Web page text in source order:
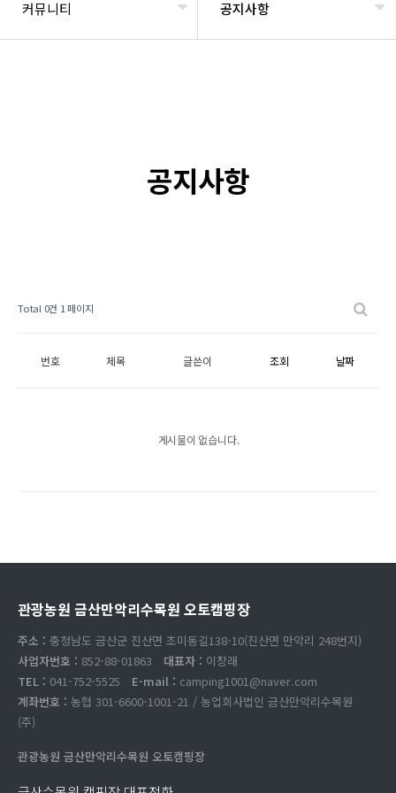
커뮤니티 공지사항
공지사항
Total 0건 1 페이지
번호 제목 글쓴이 조회 날짜
게시물이 없습니다.
관광농원 금산만악리수목원 오토캠핑장
주소 : 충청남도 금산군 진산면 초미동길138-10(진산면 만악리 248번지)
사업자번호 : 852-88-01863 대표자 : 이창래
TEL : 041-752-5525 E-mail : camping1001@naver.com
계좌번호 : 농협 301-6600-1001-21 / 농업회사법인 금산만악리수목원
(주)
관광농원 금산만악리수목원 오토캠핑장